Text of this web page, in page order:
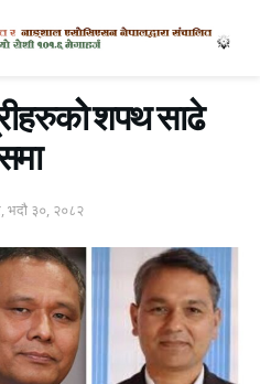
शपथ साढे
भदौ ३०, २०८२